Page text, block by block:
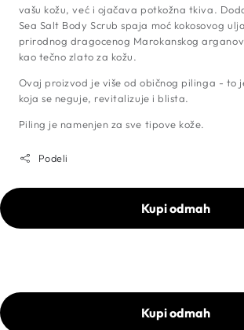
vašu kožu, već i ojačava potkožna tkiva.
Sea Salt Body Scrub spaja moć kokosovog
prirodnog dragocenog Marokanskog
kao tečno zlato za kožu.
Ovaj proizvod je više od običnog pilinga - to
koja se neguje, revitalizuje i blista.
Piling je namenjen za sve tipove kože.
Podeli
Kupi odmah
Kupi odmah